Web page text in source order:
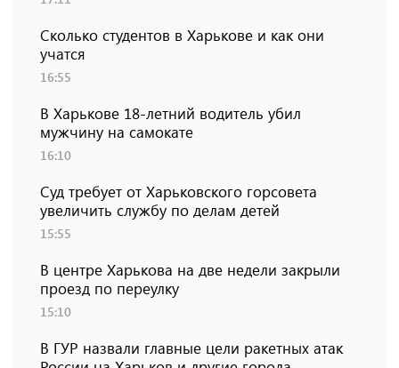
Сколько студентов в Харькове и как они
учатся
16:55
В Харькове 18-летний водитель убил
мужчину на самокате
16:10
Суд требует от Харьковского горсовета
увеличить службу по делам детей
15:55
В центре Харькова на две недели закрыли
проезд по переулку
15:10
В ГУР назвали главные цели ракетных атак